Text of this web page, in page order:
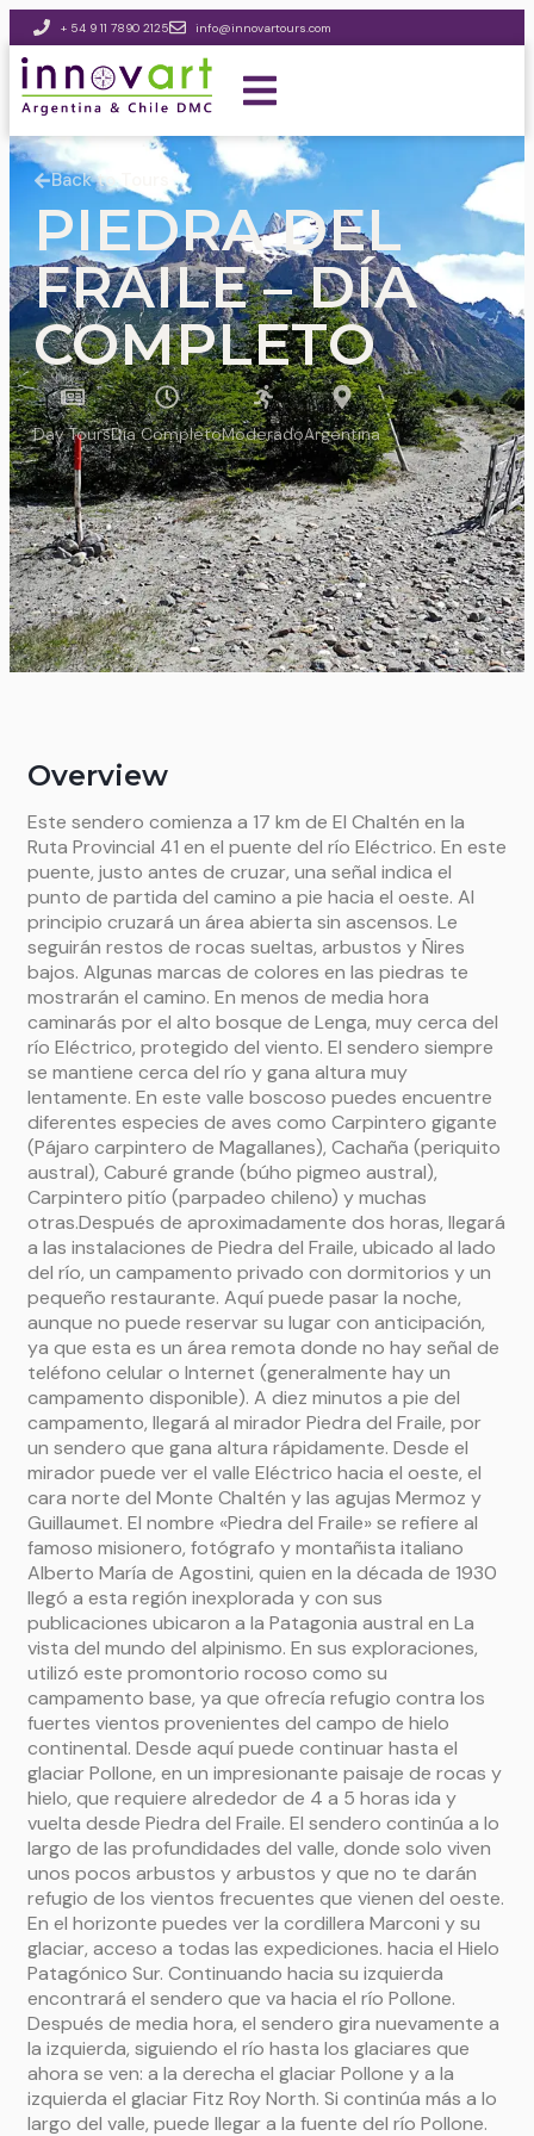
+ 54 9 11 7890 2125 info@innovartours.com
Back to Tours
PIEDRA DEL
FRAILE – DÍA
COMPLETO
Day ToursDía CompletoModeradoArgentina
Overview
Este sendero comienza a 17 km de El Chaltén en la
Ruta Provincial 41 en el puente del río Eléctrico. En este
puente, justo antes de cruzar, una señal indica el
punto de partida del camino a pie hacia el oeste. Al
principio cruzará un área abierta sin ascensos. Le
seguirán restos de rocas sueltas, arbustos y Ñires
bajos. Algunas marcas de colores en las piedras te
mostrarán el camino. En menos de media hora
caminarás por el alto bosque de Lenga, muy cerca del
río Eléctrico, protegido del viento. El sendero siempre
se mantiene cerca del río y gana altura muy
lentamente. En este valle boscoso puedes encuentre
diferentes especies de aves como Carpintero gigante
(Pájaro carpintero de Magallanes), Cachaña (periquito
austral), Caburé grande (búho pigmeo austral),
Carpintero pitío (parpadeo chileno) y muchas
otras.Después de aproximadamente dos horas, llegará
a las instalaciones de Piedra del Fraile, ubicado al lado
del río, un campamento privado con dormitorios y un
pequeño restaurante. Aquí puede pasar la noche,
aunque no puede reservar su lugar con anticipación,
ya que esta es un área remota donde no hay señal de
teléfono celular o Internet (generalmente hay un
campamento disponible). A diez minutos a pie del
campamento, llegará al mirador Piedra del Fraile, por
un sendero que gana altura rápidamente. Desde el
mirador puede ver el valle Eléctrico hacia el oeste, el
cara norte del Monte Chaltén y las agujas Mermoz y
Guillaumet. El nombre «Piedra del Fraile» se refiere al
famoso misionero, fotógrafo y montañista italiano
Alberto María de Agostini, quien en la década de 1930
llegó a esta región inexplorada y con sus
publicaciones ubicaron a la Patagonia austral en La
vista del mundo del alpinismo. En sus exploraciones,
utilizó este promontorio rocoso como su
campamento base, ya que ofrecía refugio contra los
fuertes vientos provenientes del campo de hielo
continental. Desde aquí puede continuar hasta el
glaciar Pollone, en un impresionante paisaje de rocas y
hielo, que requiere alrededor de 4 a 5 horas ida y
vuelta desde Piedra del Fraile. El sendero continúa a lo
largo de las profundidades del valle, donde solo viven
unos pocos arbustos y arbustos y que no te darán
refugio de los vientos frecuentes que vienen del oeste.
En el horizonte puedes ver la cordillera Marconi y su
glaciar, acceso a todas las expediciones. hacia el Hielo
Patagónico Sur. Continuando hacia su izquierda
encontrará el sendero que va hacia el río Pollone.
Después de media hora, el sendero gira nuevamente a
la izquierda, siguiendo el río hasta los glaciares que
ahora se ven: a la derecha el glaciar Pollone y a la
izquierda el glaciar Fitz Roy North. Si continúa más a lo
largo del valle, puede llegar a la fuente del río Pollone.